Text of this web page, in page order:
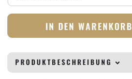
IN DEN WARENKORB
PRODUKTBESCHREIBUNG